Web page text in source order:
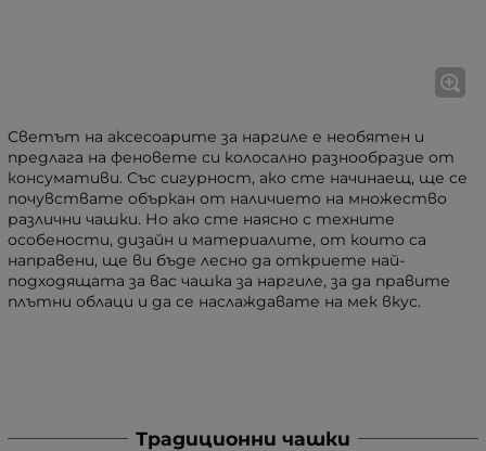
Светът на аксесоарите за наргиле е необятен и
предлага на феновете си колосално разнообразие от
консумативи. Със сигурност, ако сте начинаещ, ще се
почувствате объркан от наличието на множество
различни чашки. Но ако сте наясно с техните
особености, дизайн и материалите, от които са
направени, ще ви бъде лесно да откриете най-
подходящата за вас чашка за наргиле, за да правите
плътни облаци и да се наслаждавате на мек вкус.
Традиционни чашки